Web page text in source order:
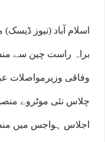
اسلام آباد (نیوز
براہ راست چین سے
وفاقی وزیرمواصلات
چلاس نئی موٹروے
اجلاس ہواجس میں